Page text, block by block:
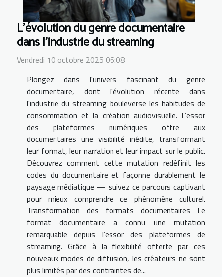
L'évolution du genre documentaire
dans l'industrie du streaming
Vendredi 10 octobre 2025 06:08
Plongez dans l'univers fascinant du genre
documentaire, dont l'évolution récente dans
l'industrie du streaming bouleverse les habitudes de
consommation et la création audiovisuelle. L’essor
des plateformes numériques offre aux
documentaires une visibilité inédite, transformant
leur format, leur narration et leur impact sur le public.
Découvrez comment cette mutation redéfinit les
codes du documentaire et façonne durablement le
paysage médiatique — suivez ce parcours captivant
pour mieux comprendre ce phénomène culturel.
Transformation des formats documentaires Le
format documentaire a connu une mutation
remarquable depuis l’essor des plateformes de
streaming. Grâce à la flexibilité offerte par ces
nouveaux modes de diffusion, les créateurs ne sont
plus limités par des contraintes de...